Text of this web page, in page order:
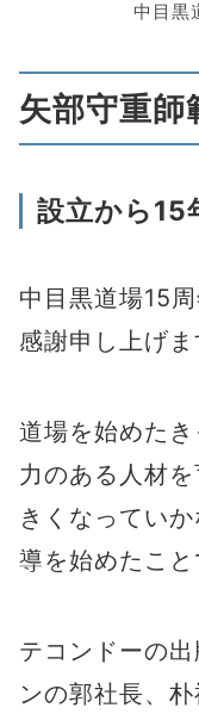
中目黒
矢部守重師
設立から15
中目黒道場15
感謝申し上げま
道場を始めた
力のある人材
きくなってい
導を始めたこと
テコンドーの
ンの郭社長、